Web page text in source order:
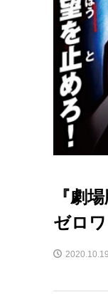
『劇
ゼロ
2020.10.19